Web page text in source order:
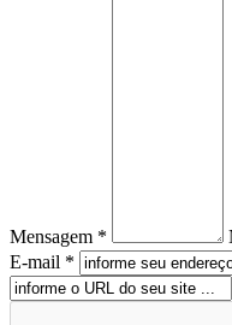
Mensagem *
E-mail *